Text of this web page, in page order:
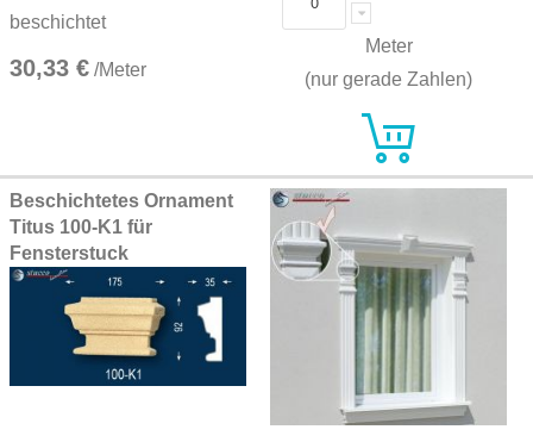
beschichtet
30,33 € /Meter
Meter
(nur gerade Zahlen)
Beschichtetes Ornament
Titus 100-K1 für
Fensterstuck